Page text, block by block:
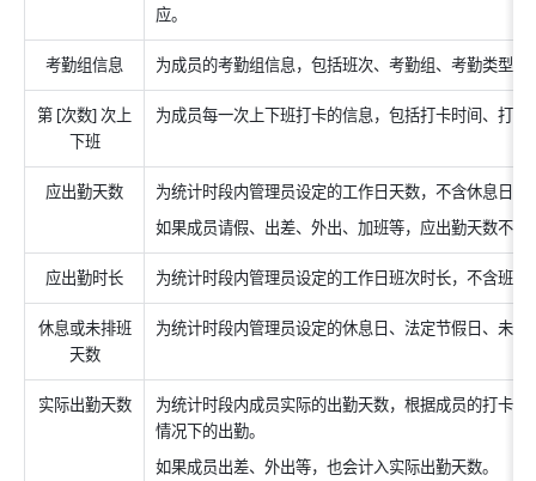
应。
考勤组信息 为成员的考勤组信息，包括班次、考勤组、考勤类型等
第 [次数] 次上
下班
为成员每一次上下班打卡的信息，包括打卡时间、打
应出勤天数
为统计时段内管理员设定的工作日天数，不含休息日
如果成员请假、出差、外出、加班等，应出勤天数不变
应出勤时长 为统计时段内管理员设定的工作日班次时长，不含班次
休息或未排班
天数
为统计时段内管理员设定的休息日、法定节假日、未排
实际出勤天数
为统计时段内成员实际的出勤天数，根据成员的打卡
情况下的出勤。
如果成员出差、外出等，也会计入实际出勤天数。